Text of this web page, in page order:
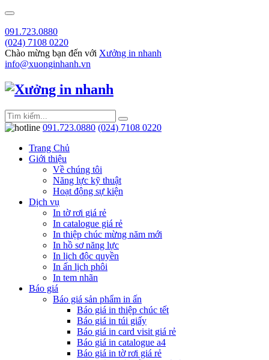
091.723.0880
(024) 7108 0220
Chào mừng bạn đến với Xưởng in nhanh
info@xuonginhanh.vn
091.723.0880 (024) 7108 0220
Trang Chủ
Giới thiệu
Về chúng tôi
Năng lực kỹ thuật
Hoạt động sự kiện
Dịch vụ
In tờ rơi giá rẻ
In catalogue giá rẻ
In thiệp chúc mừng năm mới
In hồ sơ năng lực
In lịch độc quyền
In ấn lịch phôi
In tem nhãn
Báo giá
Báo giá sản phẩm in ấn
Báo giá in thiệp chúc tết
Báo giá in túi giấy
Báo giá in card visit giá rẻ
Báo giá in catalogue a4
Báo giá in tờ rơi giá rẻ